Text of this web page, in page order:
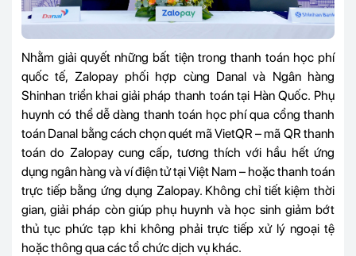
Nhằm giải quyết những bất tiện trong thanh toán học phí
quốc tế, Zalopay phối hợp cùng Danal và Ngân hàng
Shinhan triển khai giải pháp thanh toán tại Hàn Quốc. Phụ
huynh có thể dễ dàng thanh toán học phí qua cổng thanh
toán Danal bằng cách chọn quét mã VietQR – mã QR thanh
toán do Zalopay cung cấp, tương thích với hầu hết ứng
dụng ngân hàng và ví điện tử tại Việt Nam – hoặc thanh toán
trực tiếp bằng ứng dụng Zalopay. Không chỉ tiết kiệm thời
gian, giải pháp còn giúp phụ huynh và học sinh giảm bớt
thủ tục phức tạp khi không phải trực tiếp xử lý ngoại tệ
hoặc thông qua các tổ chức dịch vụ khác.